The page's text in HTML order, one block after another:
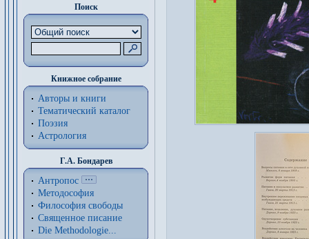
Поиск
Книжное собрание
Авторы и книги
Тематический каталог
Поэзия
Астрология
Г.А. Бондарев
Антропос
Методософия
Философия cвободы
Священное писание
Die Methodologie...